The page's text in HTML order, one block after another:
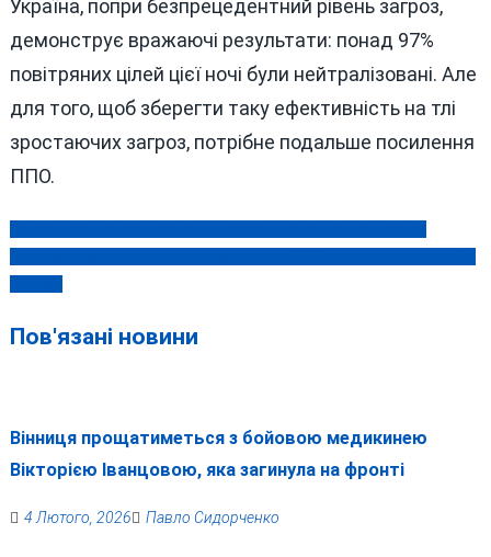
Україна, попри безпрецедентний рівень загроз,
демонструє вражаючі результати: понад 97%
повітряних цілей цієї ночі були нейтралізовані. Але
для того, щоб зберегти таку ефективність на тлі
зростаючих загроз, потрібне подальше посилення
ППО.
Навігація
записів
Пов'язані новини
Вінниця прощатиметься з бойовою медикинею
Вікторією Іванцовою, яка загинула на фронті
4 Лютого, 2026 Павло Сидорченко